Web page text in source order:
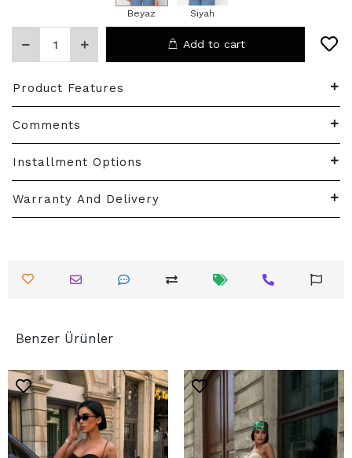
Beyaz Siyah
Add to cart
Product Features
Comments
Installment Options
Warranty And Delivery
Benzer Ürünler